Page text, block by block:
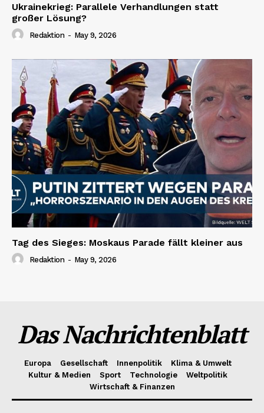
Ukrainekrieg: Parallele Verhandlungen statt
großer Lösung?
Redaktion - May 9, 2026
Tag des Sieges: Moskaus Parade fällt kleiner aus
Redaktion - May 9, 2026
Das Nachrichtenblatt
Europa Gesellschaft Innenpolitik
Klima & Umwelt
Kultur & Medien
Sport Technologie
Weltpolitik
Wirtschaft & Finanzen